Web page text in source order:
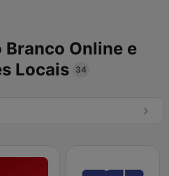
Branco Online e
Locais
34